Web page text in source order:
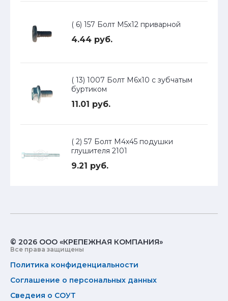
( 6) 157 Болт М5х12 приварной
4.44 руб.
( 13) 1007 Болт М6х10 с зубчатым
буртиком
11.01 руб.
( 2) 57 Болт М4х45 подушки
глушителя 2101
9.21 руб.
© 2026 ООО «КРЕПЕЖНАЯ КОМПАНИЯ»
Все права защищены
Политика конфиденциальности
Соглашение о персональных данных
Сведеия о СОУТ